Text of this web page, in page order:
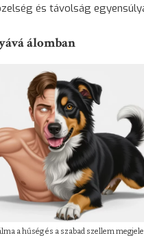
és távolság
álomban
a hűség és a szabad szellem